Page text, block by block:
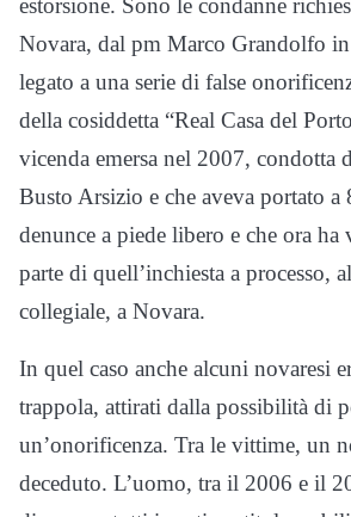
estorsione. Sono le condanne
Novara, dal pm Marco Grandolfo in
legato a una serie di false
della cosiddetta “Real Casa del
vicenda emersa nel 2007, condotta
Busto Arsizio e che aveva portato a
denunce a piede libero e che ora ha
parte di quell’inchiesta a processo,
collegiale, a Novara.
In quel caso anche alcuni novaresi
trappola, attirati dalla possibilità di
un’onorificenza. Tra le vittime, un
deceduto. L’uomo, tra il 2006 e il